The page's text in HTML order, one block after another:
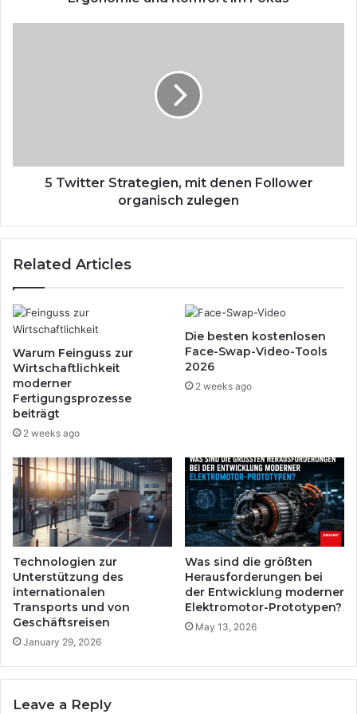
F
ß
l
e
g
e
p
r
o
f
s
:
E
r
g
o
n
o
m
u
n
d
K
S
g
n
,
m
i
t
d
e
n
n
F
o
l
l
o
w
e
r
o
g
a
n
i
5 Twitter Strategien, mit denen Follower
organisch zulegen
Related Articles
Warum Feinguss zur
Wirtschaftlichkeit
moderner
Fertigungsprozesse
beiträgt
2 weeks ago
Die besten kostenlosen
Face-Swap-Video-Tools
2026
2 weeks ago
Technologien zur
Unterstützung des
internationalen
Transports und von
Geschäftsreisen
January 29, 2026
Was sind die größten
Herausforderungen bei
der Entwicklung moderner
Elektromotor-Prototypen?
May 13, 2026
Leave a Reply